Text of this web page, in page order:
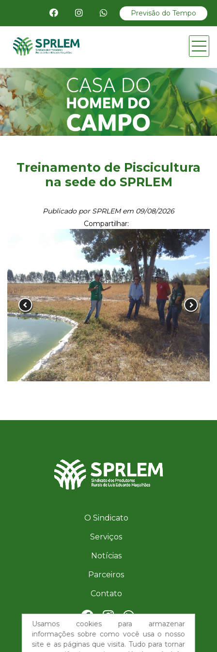
Usamos cookies para armazenar
informações sobre como você usa o nosso
site e as páginas que visita. Tudo para tornar
Previsão do Tempo
Treinamento de Piscicultura
na sede do SPRLEM
Publicado por SPRLEM em 09/08/2026
Compartilhar:
O Sindicato
Serviços
Notícias
Parceiros
Contato
| (77) 98851-6276
imprensa@sindicatorurallemba.com